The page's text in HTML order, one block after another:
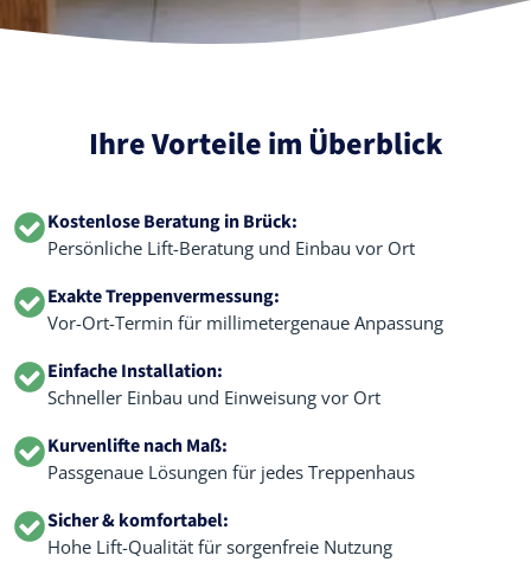
Ihre Vorteile im Überblick
Kostenlose Beratung in Brück:
Persönliche Lift-Beratung und Einbau vor Ort
Exakte Treppenvermessung:
Vor-Ort-Termin für millimetergenaue Anpassung
Einfache Installation:
Schneller Einbau und Einweisung vor Ort
Kurvenlifte nach Maß:
Passgenaue Lösungen für jedes Treppenhaus
Sicher & komfortabel:
Hohe Lift-Qualität für sorgenfreie Nutzung